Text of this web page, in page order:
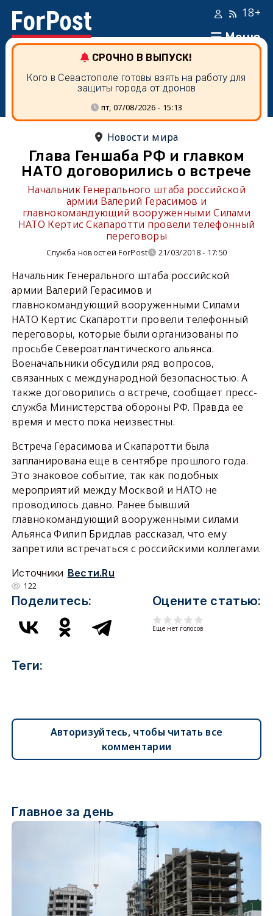
Меню
18+
СРОЧНО В ВЫПУСК!
Кого в Севастополе готовы взять на работу для
защиты города от дронов
пт, 07/08/2026 - 15:13
Новости мира
Глава Геншаба РФ и главком
НАТО договорились о встрече
Начальник Генерального штаба российской
армии Валерий Герасимов и
главнокомандующий вооруженными Силами
НАТО Кертис Скапаротти провели телефонный
переговоры
Служба новостей ForPost 21/03/2018 - 17:50
Начальник Генерального штаба российской
армии Валерий Герасимов и
главнокомандующий вооруженными Силами
НАТО Кертис Скапаротти провели телефонный
переговоры, которые были организованы по
просьбе Североатлантического альянса.
Военачальники обсудили ряд вопросов,
связанных с международной безопасностью. А
также договорились о встрече, сообщает пресс-
служба Министерства обороны РФ. Правда ее
время и место пока неизвестны.
Встреча Герасимова и Скапаротти была
запланирована еще в сентябре прошлого года.
Это знаковое событие, так как подобных
мероприятий между Москвой и НАТО не
проводилось давно. Ранее бывший
главнокомандующий вооруженными силами
Альянса Филип Бридлав рассказал, что ему
запретили встречаться с российскими коллегами.
Источники Вести.Ru
122
Поделитесь: Оцените статью:
Еще нет голосов
Теги:
Авторизуйтесь, чтобы читать все
комментарии
Главное за день